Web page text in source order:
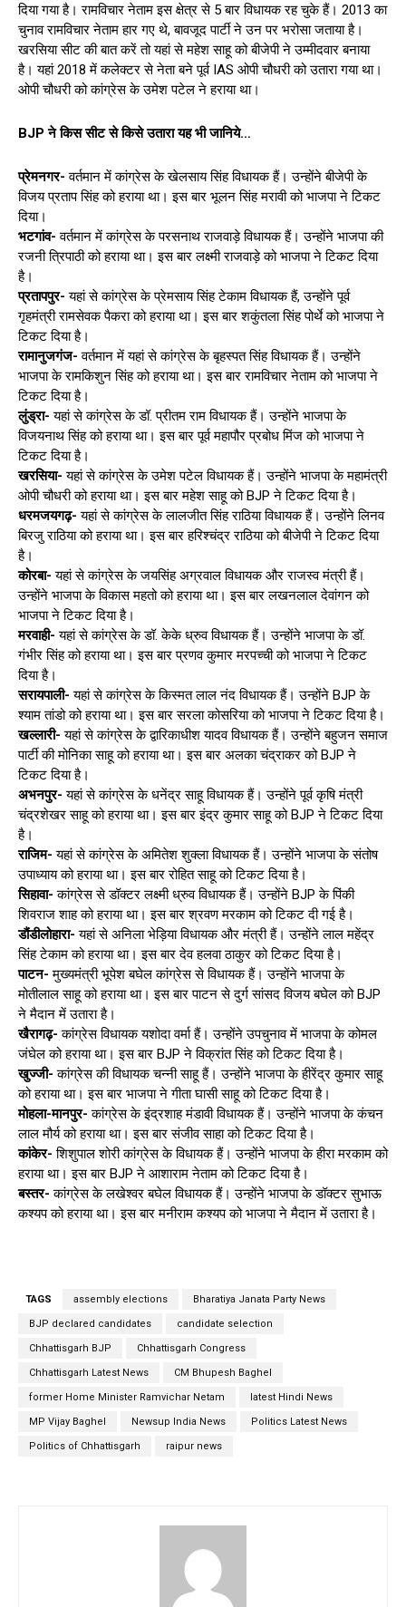
दिया गया है। रामविचार नेताम इस क्षेत्र से 5 बार विधायक रह चुके हैं। 2013 का
चुनाव रामविचार नेताम हार गए थे, बावजूद पार्टी ने उन पर भरोसा जताया है।
खरसिया सीट की बात करें तो यहां से महेश साहू को बीजेपी ने उम्मीदवार बनाया
है। यहां 2018 में कलेक्टर से नेता बने पूर्व IAS ओपी चौधरी को उतारा गया था।
ओपी चौधरी को कांग्रेस के उमेश पटेल ने हराया था।
BJP ने किस सीट से किसे उतारा यह भी जानिये…
प्रेमनगर- वर्तमान में कांग्रेस के खेलसाय सिंह विधायक हैं। उन्होंने बीजेपी के
विजय प्रताप सिंह को हराया था। इस बार भूलन सिंह मरावी को भाजपा ने टिकट
दिया।
भटगांव- वर्तमान में कांग्रेस के परसनाथ राजवाड़े विधायक हैं। उन्होंने भाजपा की
रजनी त्रिपाठी को हराया था। इस बार लक्ष्मी राजवाड़े को भाजपा ने टिकट दिया
है।
प्रतापपुर- यहां से कांग्रेस के प्रेमसाय सिंह टेकाम विधायक हैं, उन्होंने पूर्व
गृहमंत्री रामसेवक पैकरा को हराया था। इस बार शकुंतला सिंह पोर्थे को भाजपा ने
टिकट दिया है।
रामानुजगंज- वर्तमान में यहां से कांग्रेस के बृहस्पत सिंह विधायक हैं। उन्होंने
भाजपा के रामकिशुन सिंह को हराया था। इस बार रामविचार नेताम को भाजपा ने
टिकट दिया है।
लुंड्रा- यहां से कांग्रेस के डॉ. प्रीतम राम विधायक हैं। उन्होंने भाजपा के
विजयनाथ सिंह को हराया था। इस बार पूर्व महापौर प्रबोध मिंज को भाजपा ने
टिकट दिया है।
खरसिया- यहां से कांग्रेस के उमेश पटेल विधायक हैं। उन्होंने भाजपा के महामंत्री
ओपी चौधरी को हराया था। इस बार महेश साहू को BJP ने टिकट दिया है।
धरमजयगढ़- यहां से कांग्रेस के लालजीत सिंह राठिया विधायक हैं। उन्होंने लिनव
बिरजु राठिया को हराया था। इस बार हरिश्चंद्र राठिया को बीजेपी ने टिकट दिया
है।
कोरबा- यहां से कांग्रेस के जयसिंह अग्रवाल विधायक और राजस्व मंत्री हैं।
उन्होंने भाजपा के विकास महतो को हराया था। इस बार लखनलाल देवांगन को
भाजपा ने टिकट दिया है।
मरवाही- यहां से कांग्रेस के डॉ. केके ध्रुव विधायक हैं। उन्होंने भाजपा के डॉ.
गंभीर सिंह को हराया था। इस बार प्रणव कुमार मरपच्ची को भाजपा ने टिकट
दिया है।
सरायपाली- यहां से कांग्रेस के किस्मत लाल नंद विधायक हैं। उन्होंने BJP के
श्याम तांडो को हराया था। इस बार सरला कोसरिया को भाजपा ने टिकट दिया है।
खल्लारी- यहां से कांग्रेस के द्वारिकाधीश यादव विधायक हैं। उन्होंने बहुजन समाज
पार्टी की मोनिका साहू को हराया था। इस बार अलका चंद्राकर को BJP ने
टिकट दिया है।
अभनपुर- यहां से कांग्रेस के धनेंद्र साहू विधायक हैं। उन्होंने पूर्व कृषि मंत्री
चंद्रशेखर साहू को हराया था। इस बार इंद्र कुमार साहू को BJP ने टिकट दिया
है।
राजिम- यहां से कांग्रेस के अमितेश शुक्ला विधायक हैं। उन्होंने भाजपा के संतोष
उपाध्याय को हराया था। इस बार रोहित साहू को टिकट दिया है।
सिहावा- कांग्रेस से डॉक्टर लक्ष्मी ध्रुव विधायक हैं। उन्होंने BJP के पिंकी
शिवराज शाह को हराया था। इस बार श्रवण मरकाम को टिकट दी गई है।
डौंडीलोहारा- यहां से अनिला भेड़िया विधायक और मंत्री हैं। उन्होंने लाल महेंद्र
सिंह टेकाम को हराया था। इस बार देव हलवा ठाकुर को टिकट दिया है।
पाटन- मुख्यमंत्री भूपेश बघेल कांग्रेस से विधायक हैं। उन्होंने भाजपा के
मोतीलाल साहू को हराया था। इस बार पाटन से दुर्ग सांसद विजय बघेल को BJP
ने मैदान में उतारा है।
खैरागढ़- कांग्रेस विधायक यशोदा वर्मा हैं। उन्होंने उपचुनाव में भाजपा के कोमल
जंघेल को हराया था। इस बार BJP ने विक्रांत सिंह को टिकट दिया है।
खुज्जी- कांग्रेस की विधायक चन्नी साहू हैं। उन्होंने भाजपा के हीरेंद्र कुमार साहू
को हराया था। इस बार भाजपा ने गीता घासी साहू को टिकट दिया है।
मोहला-मानपुर- कांग्रेस के इंद्रशाह मंडावी विधायक हैं। उन्होंने भाजपा के कंचन
लाल मौर्य को हराया था। इस बार संजीव साहा को टिकट दिया है।
कांकेर- शिशुपाल शोरी कांग्रेस के विधायक हैं। उन्होंने भाजपा के हीरा मरकाम को
हराया था। इस बार BJP ने आशाराम नेताम को टिकट दिया है।
बस्तर- कांग्रेस के लखेश्वर बघेल विधायक हैं। उन्होंने भाजपा के डॉक्टर सुभाऊ
कश्यप को हराया था। इस बार मनीराम कश्यप को भाजपा ने मैदान में उतारा है।
TAGS assembly elections Bharatiya Janata Party News
BJP declared candidates candidate selection
Chhattisgarh BJP Chhattisgarh Congress
Chhattisgarh Latest News CM Bhupesh Baghel
former Home Minister Ramvichar Netam latest Hindi News
MP Vijay Baghel Newsup India News Politics Latest News
Politics of Chhattisgarh raipur news